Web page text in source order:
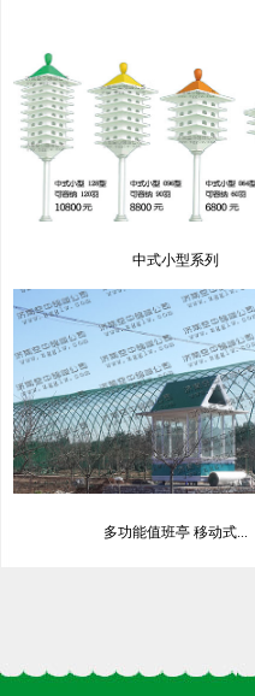
中式小型系列
多功能值班亭 移动式...